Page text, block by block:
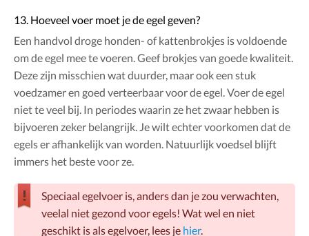
13. Hoeveel voer moet je de egel geven?
Een handvol droge honden- of kattenbrokjes is voldoende
om de egel mee te voeren. Geef brokjes van goede kwaliteit.
Deze zijn misschien wat duurder, maar ook een stuk
voedzamer en goed verteerbaar voor de egel. Voer de egel
niet te veel bij. In periodes waarin ze het zwaar hebben is
bijvoeren zeker belangrijk. Je wilt echter voorkomen dat de
egels er afhankelijk van worden. Natuurlijk voedsel blijft
immers het beste voor ze.
Speciaal egelvoer is, anders dan je zou verwachten,
veelal niet gezond voor egels! Wat wel en niet
geschikt is als egelvoer, lees je hier.